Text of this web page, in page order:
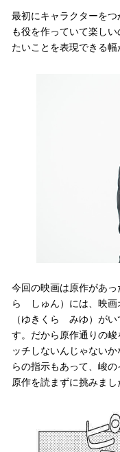
最初にキャラクターを
も役を作っていて楽し
たいことを表現できる幅
今回の映画は原作があ
ら しゅん）には、映画
（ゆきくら みゆ）が
す。だから原作通りの
ッチしないんじゃない
らの指示もあって、峻
原作を読まずに挑みまし